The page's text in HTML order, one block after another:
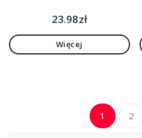
23.98zł
Więcej
1 2